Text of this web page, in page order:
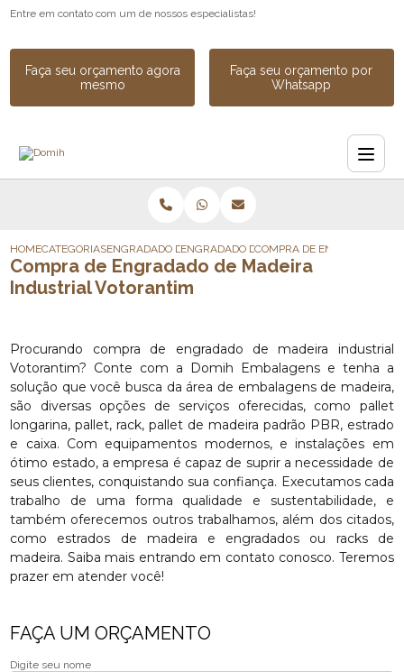
Entre em contato com um de nossos especialistas!
Faça seu orçamento agora
mesmo
Faça seu orçamento por
Whatsapp
HOMECATEGORIASENGRADADO DE MADEIRAENGRADADO DE MADEIRA INDUSTRIAL
COMPRA DE ENGRADADO
Compra de Engradado de Madeira
Industrial Votorantim
Procurando compra de engradado de madeira industrial
Votorantim? Conte com a Domih Embalagens e tenha a
solução que você busca da área de embalagens de madeira,
são diversas opções de serviços oferecidas, como pallet
longarina, pallet, rack, pallet de madeira padrão PBR, estrado
e caixa. Com equipamentos modernos, e instalações em
ótimo estado, a empresa é capaz de suprir a necessidade de
seus clientes, conquistando sua confiança. Executamos cada
trabalho de uma forma qualidade e sustentabilidade, e
também oferecemos outros trabalhamos, além dos citados,
como estrados de madeira e engradados ou racks de
madeira. Saiba mais entrando em contato conosco. Teremos
prazer em atender você!
FAÇA UM ORÇAMENTO
Digite seu nome